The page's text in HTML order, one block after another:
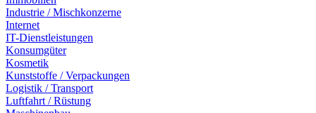
Industrie / Mischkonzerne
Internet
IT-Dienstleistungen
Konsumgüter
Kosmetik
Kunststoffe / Verpackungen
Logistik / Transport
Luftfahrt / Rüstung